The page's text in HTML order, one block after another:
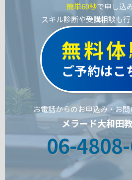
簡単60秒で申し込
スキル診断や受講相談も行
無料
ご予約はこ
お電話からのお申込み・お
メラード大和田
06-